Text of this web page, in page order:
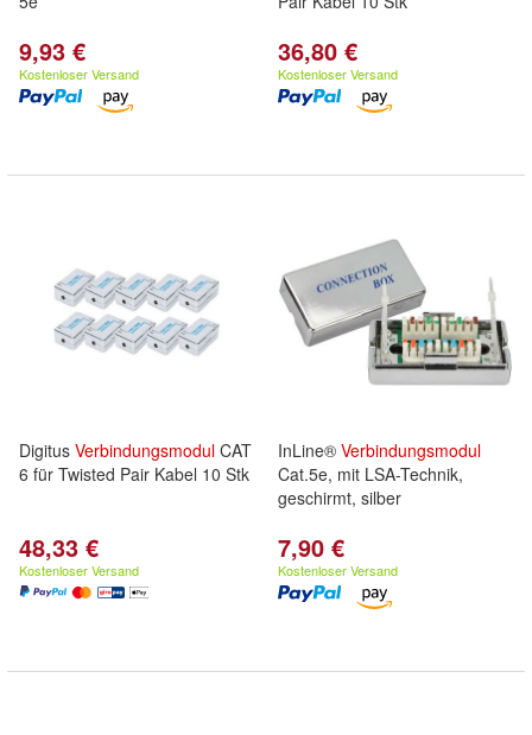
9,93 €
Kostenloser Versand
36,80 €
Kostenloser Versand
Digitus Verbindungsmodul CAT
6 für Twisted Pair Kabel 10 Stk
48,33 €
Kostenloser Versand
InLine® Verbindungsmodul
Cat.5e, mit LSA-Technik,
geschirmt, silber
7,90 €
Kostenloser Versand